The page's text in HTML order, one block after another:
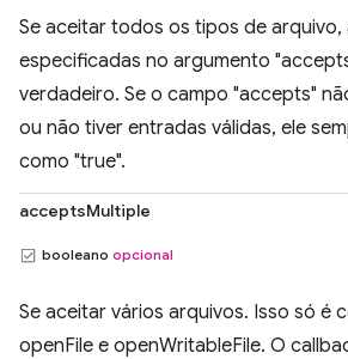
Se aceitar todos os tipos de arquivo,
especificadas no argumento
verdadeiro. Se o campo "accepts"
ou não tiver entradas válidas, ele
como "true".
acceptsMultiple
booleano opcional
Se aceitar vários arquivos. Isso só é
openFile e openWritableFile. O